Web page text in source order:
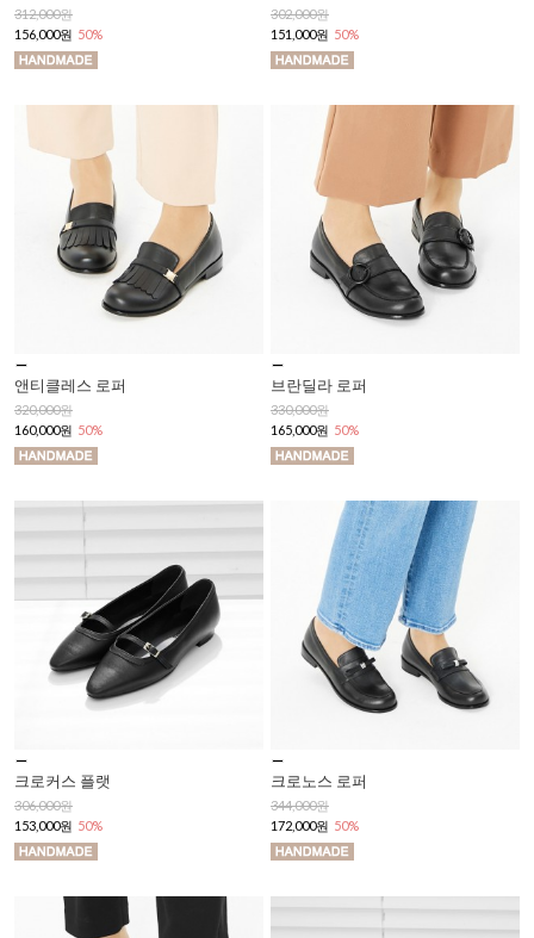
312,000원
156,000원 50%
302,000원
151,000원 50%
앤티클레스 로퍼
320,000원
160,000원 50%
브란딜라 로퍼
330,000원
165,000원 50%
크로커스 플랫
306,000원
153,000원 50%
크로노스 로퍼
344,000원
172,000원 50%